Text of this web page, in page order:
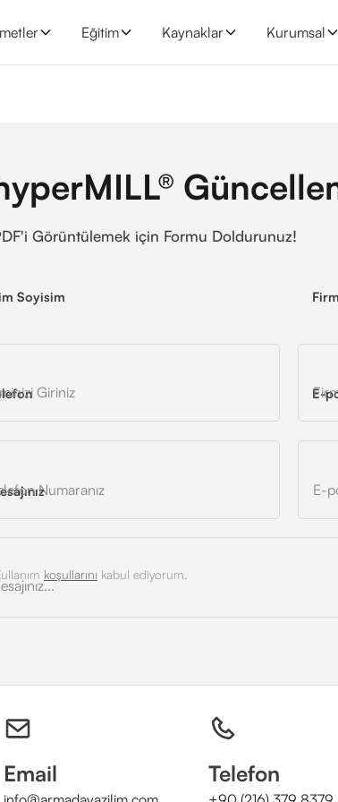
Eğitim Kaynaklar Kurumsal
®
Görüntülemek için Formu Doldurunuz!
Soyisim
E-
koşullarını kabul ediyorum.
Email Telefon